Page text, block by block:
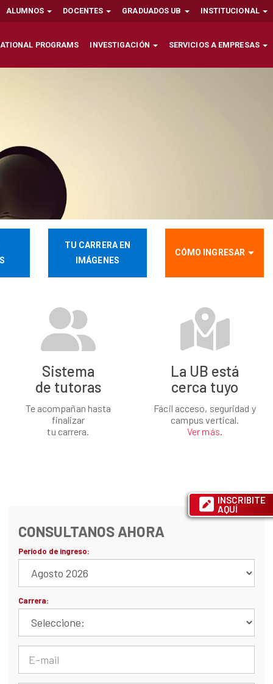
ALUMNOS DOCENTES GRADUADOS UB INSTITUCIONAL
PROGRAMS INVESTIGACIÓN SERVICIOS A EMPRESAS
TU CARRERA EN
IMÁGENES
CÓMO INGRESAR
Sistema
de tutoras
Te acompañan hasta
finalizar
tu carrera.
La UB está
cerca tuyo
Fácil acceso, seguridad y
campus vertical.
Ver más.
CONSULTANOS AHORA
INSCRIBITE
AQUÍ